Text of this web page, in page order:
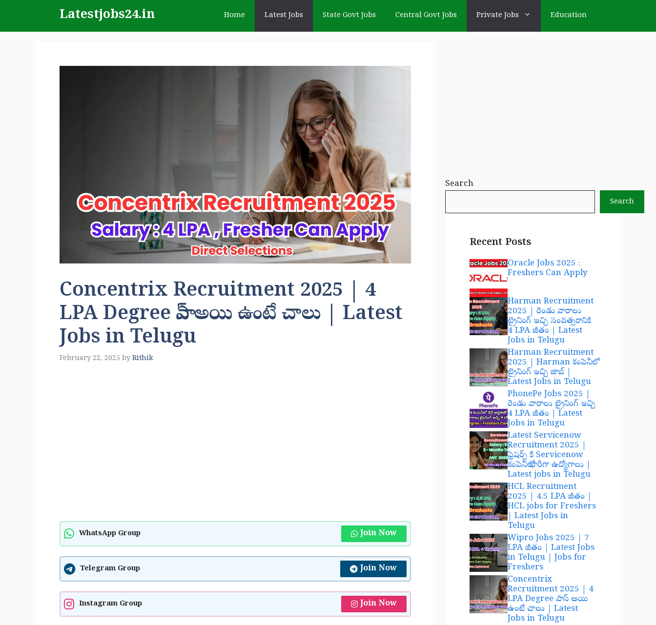
content
Latestjobs24.in Home Latest Jobs State Govt Jobs Central Govt Jobs Private Jobs Education
Concentrix Recruitment 2025 | 4
LPA Degree పాస్ అయి ఉంటే చాలు | Latest
Jobs in Telugu
February 22, 2025 by Rithik
WhatsApp Group Join Now
Telegram Group Join Now
Instagram Group Join Now
Search
Search
Recent Posts
Oracle Jobs 2025 :
Freshers Can Apply
Harman Recruitment
2025 | రెండు వారాలు
ట్రైనింగ్ ఇచ్చి సంవత్సరానికి
4 LPA జీతం | Latest
Jobs in Telugu
Harman Recruitment
2025 | Harman కంపెనీలో
ట్రైనింగ్ ఇచ్చి జాబ్ |
Latest Jobs in Telugu
PhonePe Jobs 2025 |
రెండు వారాలు ట్రైనింగ్ ఇచ్చి
4 LPA జీతం | Latest
Jobs in Telugu
Latest Servicenow
Recruitment 2025 |
ఫ్రెషర్స్ కి Servicenow
కంపెనీలో భారీగా ఉద్యోగాలు |
Latest jobs in Telugu
HCL Recruitment
2025 | 4.5 LPA జీతం |
HCL jobs for Freshers
| Latest Jobs in
Telugu
Wipro Jobs 2025 | 7
LPA జీతం | Latest Jobs
in Telugu | Jobs for
Freshers
Concentrix
Recruitment 2025 | 4
LPA Degree పాస్ అయి
ఉంటే చాలు | Latest
Jobs in Telugu